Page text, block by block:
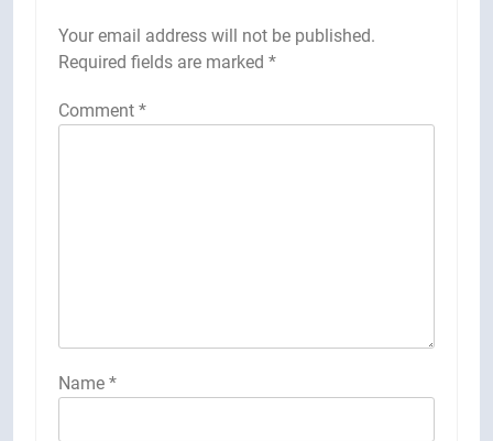
Your email address will not be published.
Required fields are marked *
Comment *
Name *